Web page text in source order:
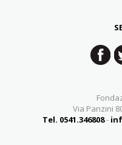
Via Panzini
Tel. 0541.346808-